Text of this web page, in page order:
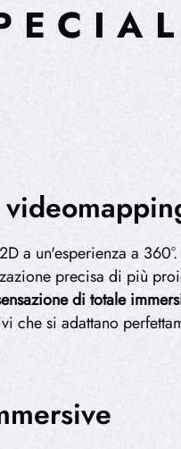
a un'esperienza a
precisa di più
di totale
che si adattano